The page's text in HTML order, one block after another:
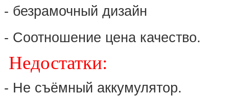
- безрамочный дизайн
- Соотношение цена качество.
Недостатки:
- Не съёмный аккумулятор.